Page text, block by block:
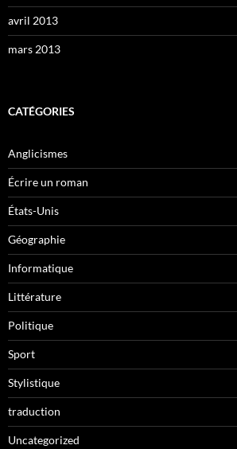
avril 2013
mars 2013
CATÉGORIES
Anglicismes
Écrire un roman
États-Unis
Géographie
Informatique
Littérature
Politique
Sport
Stylistique
traduction
Uncategorized